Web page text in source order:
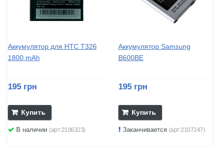
Аккумулятор для HTC T326
1800 mAh
195 грн
Купить
В наличии (арт:2106323)
Аккумулятор Samsung
B600BE
195 грн
Купить
Заканчивается (арт:2107247)